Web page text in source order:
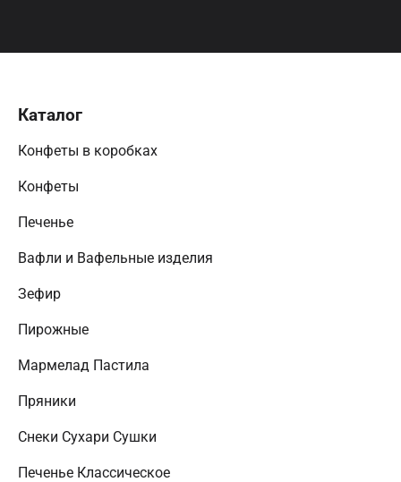
Каталог
Конфеты в коробках
Конфеты
Печенье
Вафли и Вафельные изделия
Зефир
Пирожные
Мармелад Пастила
Пряники
Снеки Сухари Сушки
Печенье Классическое